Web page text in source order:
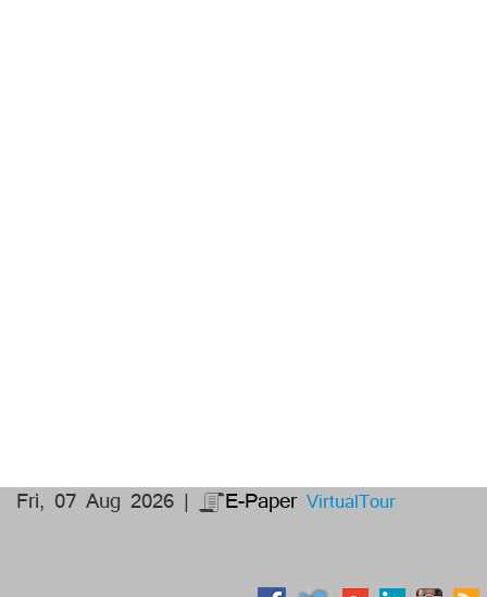
Fri, 07 Aug 2026 | E-Paper VirtualTour